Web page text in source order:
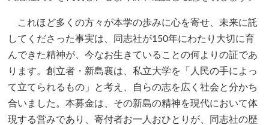
これほど多くの方々が本学の歩みに心を寄せ、未来に託
してくださった事実は、同志社が150年にわたり大切に育
んできた精神が、今なお生きていることの何よりの証であ
ります。創立者・新島襄は、私立大学を「人民の手によっ
て立てられるもの」と考え、自らの志を広く社会と分かち
合いました。本募金は、その新島の精神を現代において体
現する営みであり、寄付者お一人おひとりが、同志社の歴